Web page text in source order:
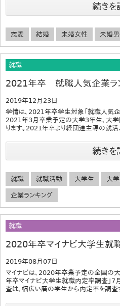
続きを
恋愛 結婚 未婚女性 未婚
就職
2021年卒 就職人気企業ラン
2019年12月23日
学情は、2021年卒学生対象「就職人気企
2021年3月卒業予定の大学3年生、大
ります。2021年卒より経団連主導の就
続きを
就職 就職活動 大学生 大
企業ランキング
就職
2020年卒マイナビ大学生就
2019年08月07日
マイナビは、2020年卒業予定の全国の
年卒マイナビ大学生就職内定率調査」7
査は、幅広い層の学生から内定率を調査